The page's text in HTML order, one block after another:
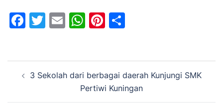
Facebook
Twitter
EmailWhatsApp
Pinterest
Tulisan
3 Sekolah dari berbagai daerah Kunjungi SMK
Pertiwi Kuningan